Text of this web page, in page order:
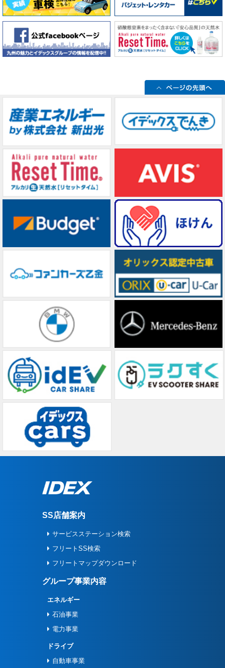
SS店舗案内
サービスステーション検索
フリートSS検索
フリートマップダウンロード
グループ事業内容
エネルギー
石油事業
電力事業
ドライブ
自動車事業